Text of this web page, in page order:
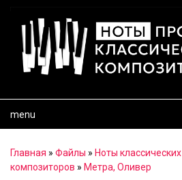
menu
Главная » Файлы » Ноты классических
композиторов » Метра, Оливер